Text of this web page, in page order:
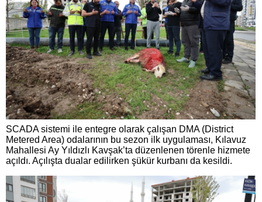
SCADA sistemi ile entegre olarak çalışan DMA (District
Metered Area) odalarının bu sezon ilk uygulaması, Kılavuz
Mahallesi Ay Yıldızlı Kavşak’ta düzenlenen törenle hizmete
açıldı. Açılışta dualar edilirken şükür kurbanı da kesildi.